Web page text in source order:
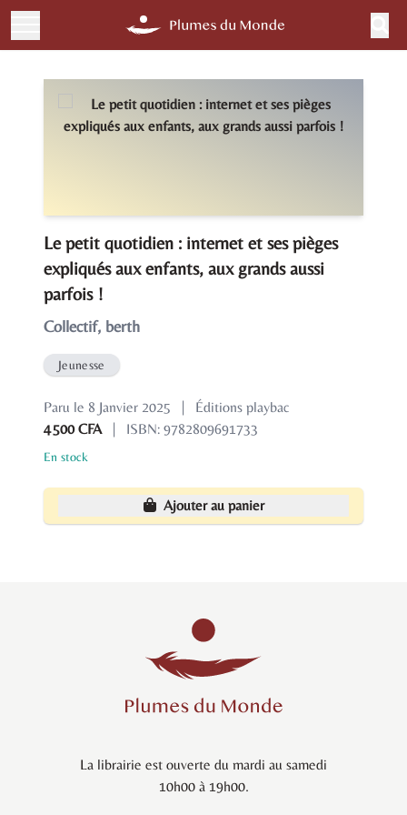
Le petit quotidien : internet et ses pièges
expliqués aux enfants, aux grands aussi
parfois !
Collectif, berth
Jeunesse
Paru le 8 Janvier 2025 |
Éditions playbac
4 500 CFA
| ISBN: 9782809691733
En stock
Ajouter au panier
La librairie est ouverte du mardi au samedi
10h00 à 19h00.